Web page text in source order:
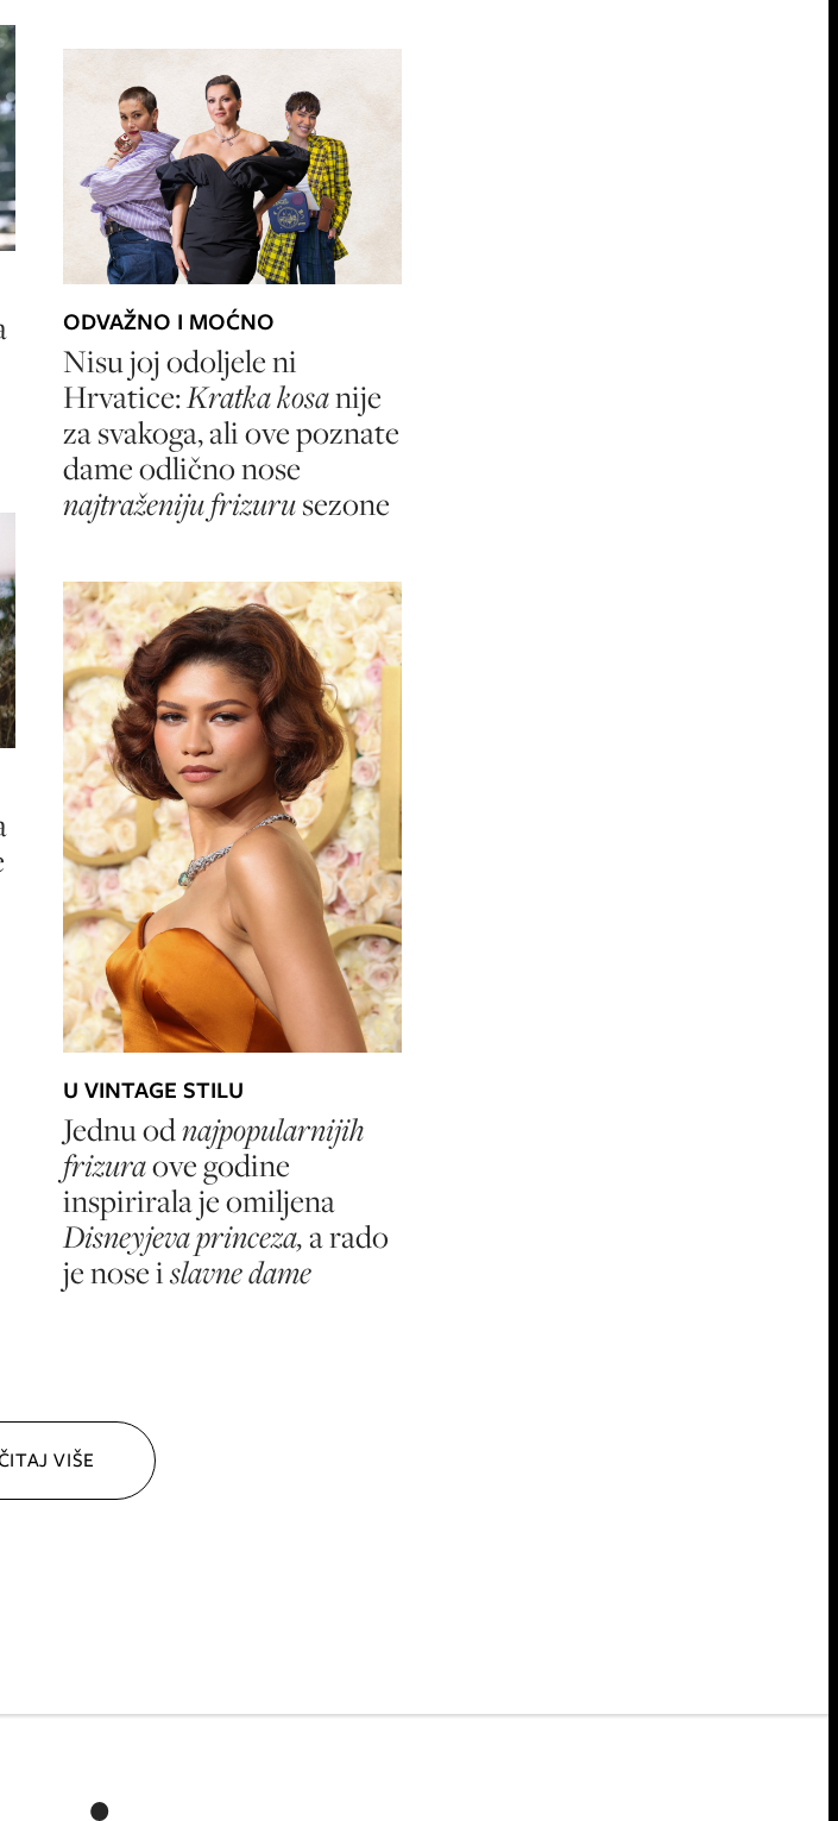
ODVAŽNO I MOĆNO
Nisu joj odoljele ni
Hrvatice:Kratka kosanije
za svakoga, ali ove poznate
dame odlično nose
najtraženiju frizurusezone
U VINTAGE STILU
Jednu odnajpopularnijih
frizuraove godine
inspirirala je omiljena
Disneyjeva princeza,a rado
je nose islavne dame
VIŠE